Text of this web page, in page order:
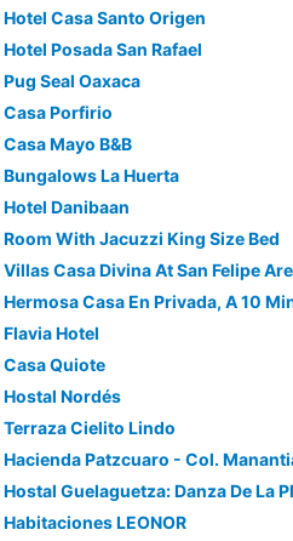
Hotel Casa Santo Origen
Hotel Posada San Rafael
Pug Seal Oaxaca
Casa Porfirio
Casa Mayo B&B
Bungalows La Huerta
Hotel Danibaan
Room With Jacuzzi King Size Bed
Villas Casa Divina At San Felipe
Flavia Hotel
Casa Quiote
Hostal Nordés
Terraza Cielito Lindo
Hostal Guelaguetza: Danza De La
Habitaciones LEONOR